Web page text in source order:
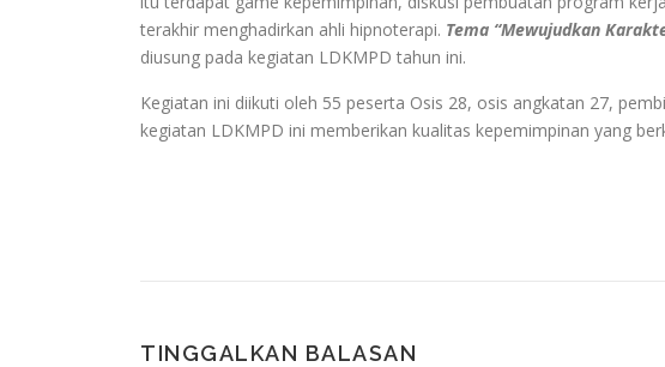
terakhir menghadirkan ahli hipnoterapi. Tema “Mewujudkan
diusung pada kegiatan LDKMPD tahun ini.
Kegiatan ini diikuti oleh 55 peserta Osis 28, osis angkatan 27,
kegiatan LDKMPD ini memberikan kualitas kepemimpinan yang
TINGGALKAN BALASAN